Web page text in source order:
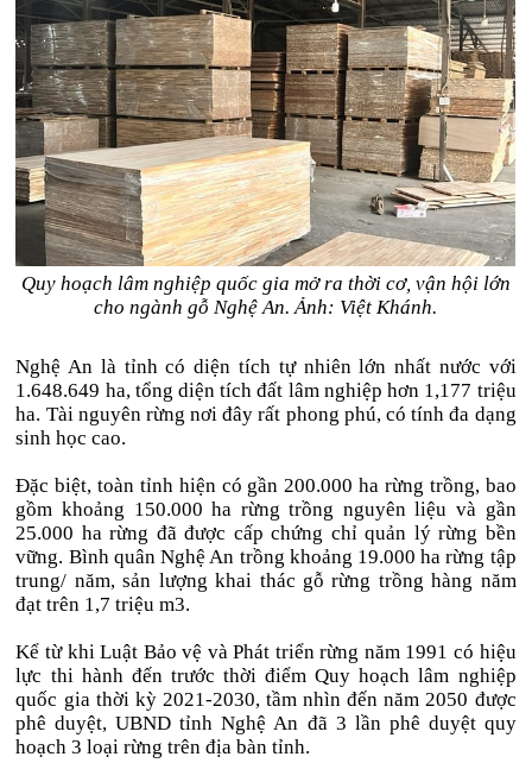
Quy hoạch lâm nghiệp quốc gia mở ra thời cơ, vận hội lớn
cho ngành gỗ Nghệ An. Ảnh: Việt Khánh.
Nghệ An là tỉnh có diện tích tự nhiên lớn nhất nước với
1.648.649 ha, tổng diện tích đất lâm nghiệp hơn 1,177 triệu
ha. Tài nguyên rừng nơi đây rất phong phú, có tính đa dạng
sinh học cao.
Đặc biệt, toàn tỉnh hiện có gần 200.000 ha rừng trồng, bao
gồm khoảng 150.000 ha rừng trồng nguyên liệu và gần
25.000 ha rừng đã được cấp chứng chỉ quản lý rừng bền
vững. Bình quân Nghệ An trồng khoảng 19.000 ha rừng tập
trung/ năm, sản lượng khai thác gỗ rừng trồng hàng năm
đạt trên 1,7 triệu m3.
Kể từ khi Luật Bảo vệ và Phát triển rừng năm 1991 có hiệu
lực thi hành đến trước thời điểm Quy hoạch lâm nghiệp
quốc gia thời kỳ 2021-2030, tầm nhìn đến năm 2050 được
phê duyệt, UBND tỉnh Nghệ An đã 3 lần phê duyệt quy
hoạch 3 loại rừng trên địa bàn tỉnh.